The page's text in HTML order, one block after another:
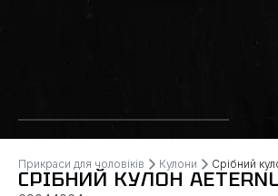
Прикраси для чоловіків Кулони Срібний
СРІБНИЙ КУЛОН